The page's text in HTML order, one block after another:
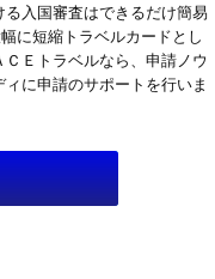
入国審査はできるだけ簡易
に短縮トラベルカードとし
Ｅトラベルなら、申請ノウ
に申請のサポートを行いま